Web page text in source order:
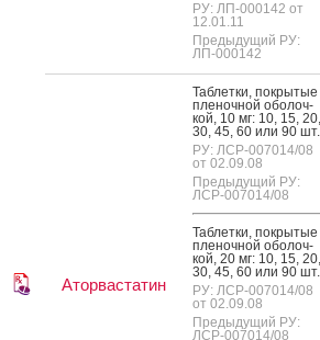
РУ: ЛП-000142 от
12.01.11
Предыдущий РУ:
ЛП-000142
Аторвастатин
Таб­летки, пок­ры­тые
пле­ноч­ной обо­лоч­
кой, 10 мг: 10, 15, 20,
30, 45, 60 или 90 шт.
РУ: ЛСР-007014/08
от 02.09.08
Предыдущий РУ:
ЛСР-007014/08
Таб­летки, пок­ры­тые
пле­ноч­ной обо­лоч­
кой, 20 мг: 10, 15, 20,
30, 45, 60 или 90 шт.
РУ: ЛСР-007014/08
от 02.09.08
Предыдущий РУ:
ЛСР-007014/08